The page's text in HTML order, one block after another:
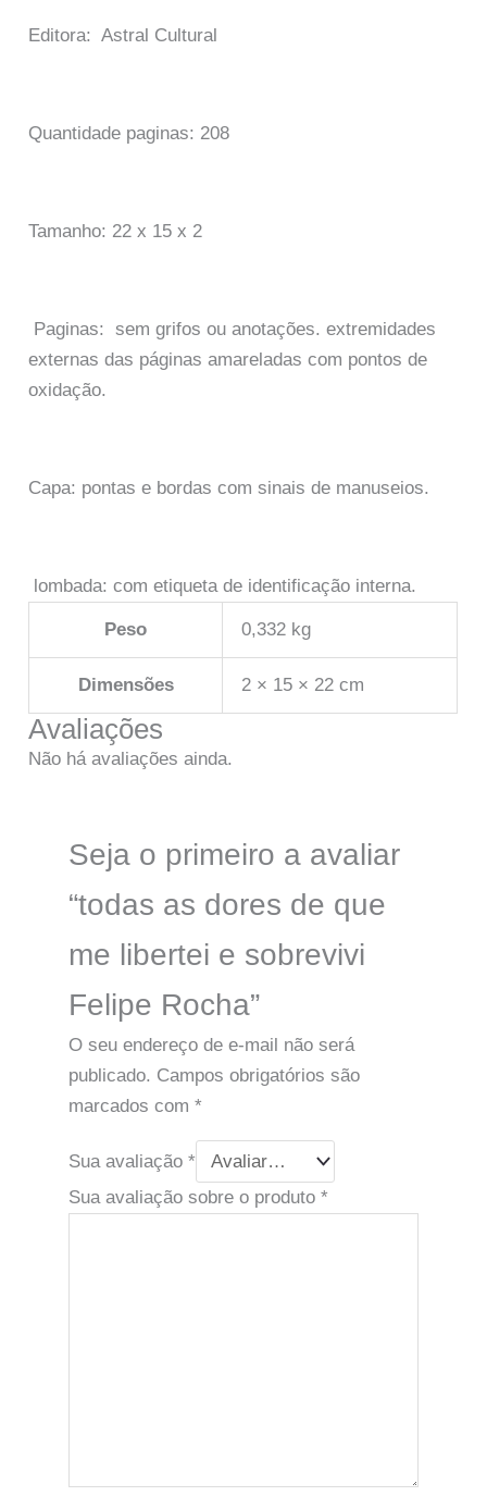
Editora: Astral Cultural
Quantidade paginas: 208
Tamanho: 22 x 15 x 2
Paginas: sem grifos ou anotações. extremidades
externas das páginas amareladas com pontos de
oxidação.
Capa: pontas e bordas com sinais de manuseios.
lombada: com etiqueta de identificação interna.
Peso 0,332 kg
Dimensões 2 × 15 × 22 cm
Avaliações
Não há avaliações ainda.
Seja o primeiro a avaliar
“todas as dores de que
me libertei e sobrevivi
Felipe Rocha”
O seu endereço de e-mail não será
publicado. Campos obrigatórios são
marcados com *
Sua avaliação *
Sua avaliação sobre o produto *